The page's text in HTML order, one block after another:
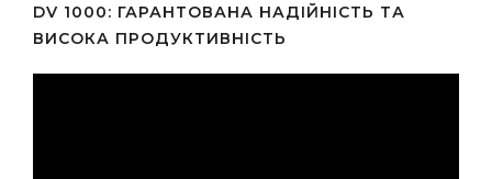
DV 1000: ГАРАНТОВАНА НАДІЙНІСТЬ ТА
ВИСОКА ПРОДУКТИВНІСТЬ